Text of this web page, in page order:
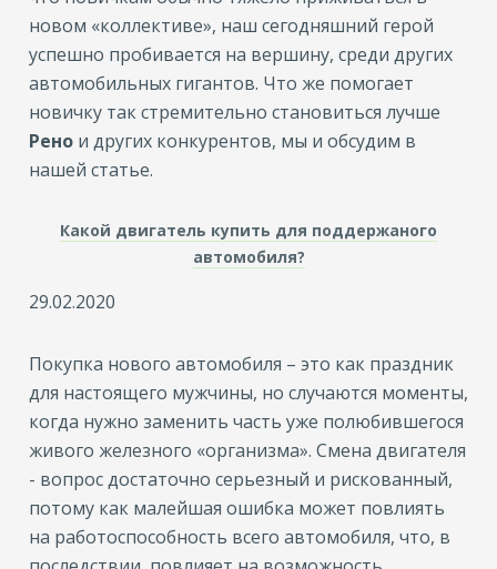
новом «коллективе», наш сегодняшний герой
успешно пробивается на вершину, среди других
автомобильных гигантов. Что же помогает
новичку так стремительно становиться лучше
Рено и других конкурентов, мы и обсудим в
нашей статье.
Какой двигатель купить для поддержаного
автомобиля?
29.02.2020
Покупка нового автомобиля – это как праздник
для настоящего мужчины, но случаются моменты,
когда нужно заменить часть уже полюбившегося
живого железного «организма». Смена двигателя
- вопрос достаточно серьезный и рискованный,
потому как малейшая ошибка может повлиять
на работоспособность всего автомобиля, что, в